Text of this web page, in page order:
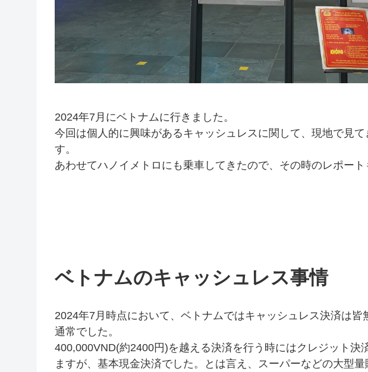
2024年7月にベトナムに行きました。
今回は個人的に興味があるキャッシュレスに関して、現地で見
す。
あわせてハノイメトロにも乗車してきたので、その時のレポート
ベトナムのキャッシュレス事情
2024年7月時点において、ベトナムではキャッシュレス決済は
通常でした。
400,000VND(約2400円)を越える決済を行う時にはクレジット決
ますが、基本現金決済でした。とは言え、スーパーなどの大型